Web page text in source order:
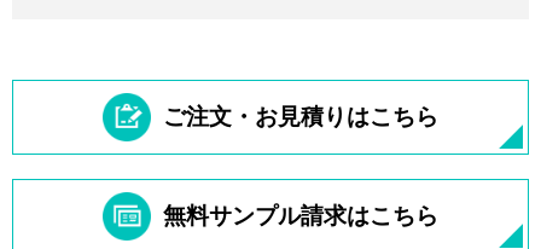
ご注文・お見積りはこちら
無料サンプル請求はこちら